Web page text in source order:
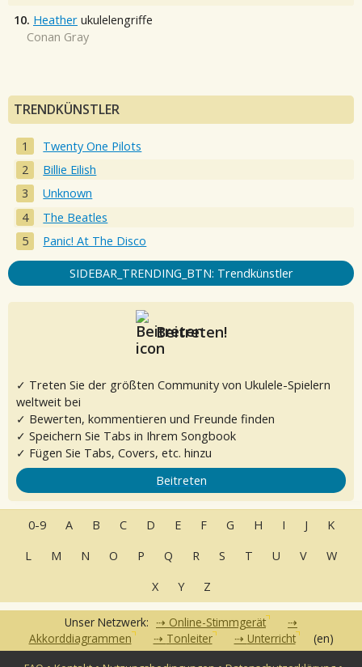
10. Heather ukulelengriffe
Conan Gray
TRENDKÜNSTLER
Twenty One Pilots
Billie Eilish
Unknown
The Beatles
Panic! At The Disco
SIDEBAR_TRENDING_BTN: Trendkünstler
Beitreten!
✓ Treten Sie der größten Community von Ukulele-Spielern
weltweit bei
✓ Bewerten, kommentieren und Freunde finden
✓ Speichern Sie Tabs in Ihrem Songbook
✓ Fügen Sie Tabs, Covers, etc. hinzu
Beitreten
0-9 A B C D E F G H I J
K
L
M N O P Q R S T U V
W
X
Y Z
Unser Netzwerk:
Online-Stimmgerät
Akkorddiagrammen
Tonleiter Unterricht (en)